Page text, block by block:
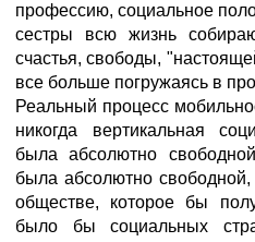
профессию, социальное
сестры всю жизнь
счастья, свободы,
все больше погружаясь в
Реальный процесс
никогда вертикальная
была абсолютно
была абсолютно
обществе, которое бы
было бы социальных